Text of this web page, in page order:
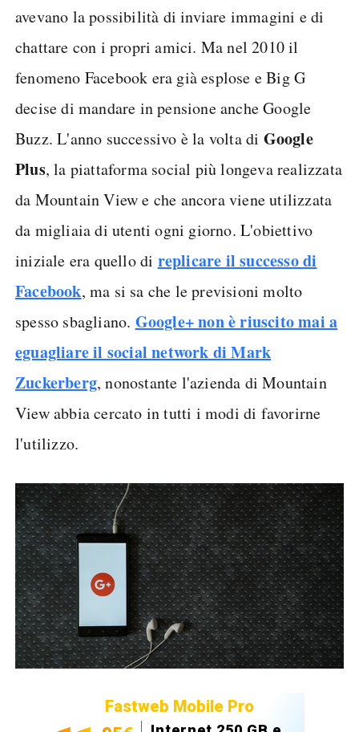
avevano la possibilità di inviare immagini e di
chattare con i propri amici. Ma nel 2010 il
fenomeno Facebook era già esplose e Big G
decise di mandare in pensione anche Google
Buzz. L'anno successivo è la volta di Google
Plus, la piattaforma social più longeva realizzata
da Mountain View e che ancora viene utilizzata
da migliaia di utenti ogni giorno. L'obiettivo
iniziale era quello di replicare il successo di
Facebook, ma si sa che le previsioni molto
spesso sbagliano. Google+ non è riuscito mai a
eguagliare il social network di Mark
Zuckerberg, nonostante l'azienda di Mountain
View abbia cercato in tutti i modi di favorirne
l'utilizzo.
Fastweb Mobile Pro